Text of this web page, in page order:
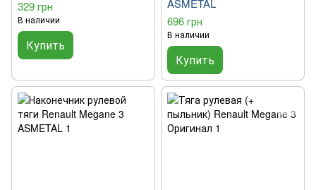
329 грн
В наличии
Купить
ASMETAL
696 грн
В наличии
Купить